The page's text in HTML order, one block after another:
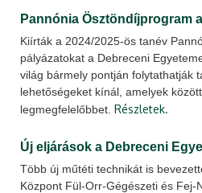
Pannónia Ösztöndíjprogram
Kiírták a 2024/2025-ös tanév
pályázatokat a Debreceni
világ bármely pontján folytathatják
lehetőségeket kínál, amelyek
legmegfelelőbbet. Részletek.
Új eljárások a Debreceni
Több új műtéti technikát is
Központ Fül-Orr-Gégészeti és Fej-